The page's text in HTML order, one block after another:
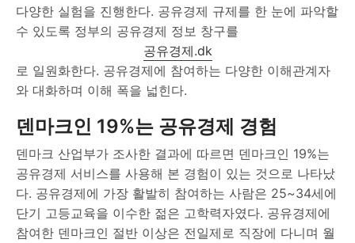
다양한 실험을 진행한다. 공유경제 규제를 한 눈에 파악할
수 있도록 정부의 공유경제 정보 창구를
공유경제.dk
로 일원화한다. 공유경제에 참여하는 다양한 이해관계자
와 대화하며 이해 폭을 넓힌다.
덴마크인 19%는 공유경제 경험
덴마크 산업부가 조사한 결과에 따르면 덴마크인 19%는
공유경제 서비스를 사용해 본 경험이 있는 것으로 나타났
다. 공유경제에 가장 활발히 참여하는 사람은 25~34세에
단기 고등교육을 이수한 젊은 고학력자였다. 공유경제에
참여한 덴마크인 절반 이상은 전일제로 직장에 다니며 월